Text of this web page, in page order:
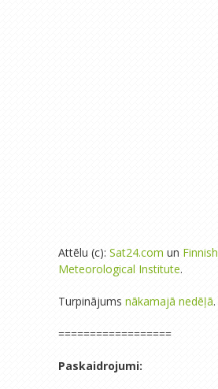
Attēlu (c): Sat24.com un Finnish
Meteorological Institute.
Turpinājums nākamajā nedēļā.
==================
Paskaidrojumi: